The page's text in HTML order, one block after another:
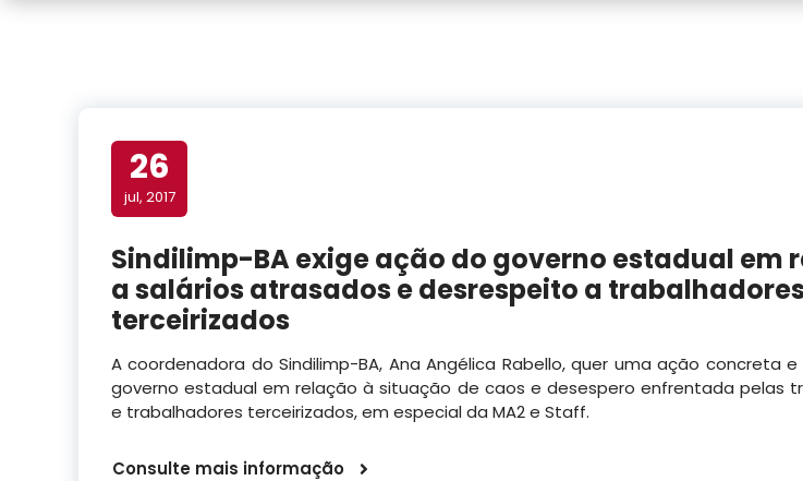
26
jul, 2017
Sindilimp-BA exige ação do governo estadual em
a salários atrasados e desrespeito a trabalhadores
terceirizados
A coordenadora do Sindilimp-BA, Ana Angélica Rabello, quer uma ação concreta
governo estadual em relação à situação de caos e desespero enfrentada pelas
e trabalhadores terceirizados, em especial da MA2 e Staff.
Consulte mais informação